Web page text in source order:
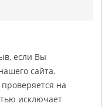
если Вы
сайта.
на
исключает